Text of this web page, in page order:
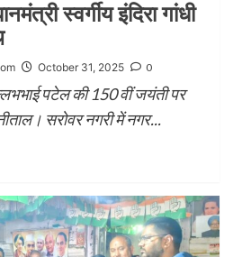
स्वर्गीय इंदिरा गांधी
October 31, 2025 0
पटेल की 150 वीं जयंती पर
सरोवर नगरी में नगर...